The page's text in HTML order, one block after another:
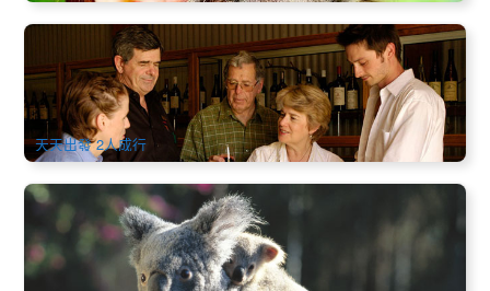
舌尖上的阿德萊德│南半球最大中央市場+打咭世界頂級葡萄酒
莊5天4夜中文遊
1.6k 已預訂
AUD $1,298.00 $1,318.00
ADL10080
天天出發 2人成行
南澳阿德萊德│6天5夜袋鼠島+麥克拉倫谷+莫納托動物園+巴
羅莎與奔富酒莊
2.6k 已預訂
AUD 1,498.00